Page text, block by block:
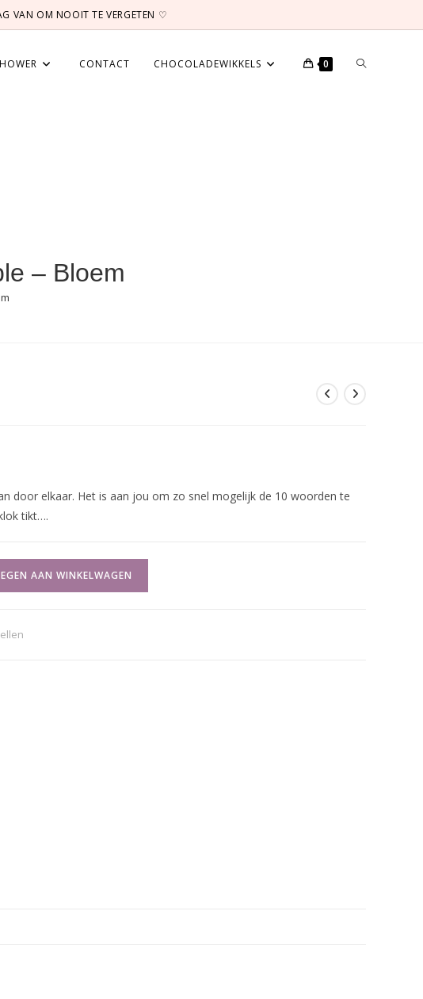
VAN OM NOOIT TE VERGETEN ♡
CONTACT CHOCOLADEWIKKELS 0 TOGGLE
– Bloem
door elkaar. Het is aan jou om zo snel mogelijk de 10 woorden te
tikt….
AAN WINKELWAGEN